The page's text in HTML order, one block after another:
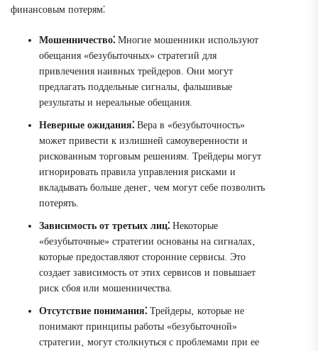
финансовым потерям⁚
Мошенничество⁚ Многие мошенники используют
обещания «безубыточных» стратегий для
привлечения наивных трейдеров. Они могут
предлагать поддельные сигналы‚ фальшивые
результаты и нереальные обещания.
Неверные ожидания⁚ Вера в «безубыточность»
может привести к излишней самоуверенности и
рискованным торговым решениям. Трейдеры могут
игнорировать правила управления рисками и
вкладывать больше денег‚ чем могут себе позволить
потерять.
Зависимость от третьих лиц⁚ Некоторые
«безубыточные» стратегии основаны на сигналах‚
которые предоставляют сторонние сервисы. Это
создает зависимость от этих сервисов и повышает
риск сбоя или мошенничества.
Отсутствие понимания⁚ Трейдеры‚ которые не
понимают принципы работы «безубыточной»
стратегии‚ могут столкнуться с проблемами при ее